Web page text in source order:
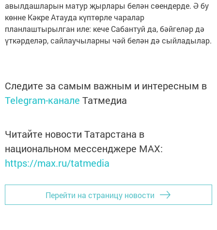
авылдашларын матур җырлары белән сөендерде. Ә бу
көнне Кәкре Атауда күптөрле чаралар
планлаштырылган иле: кече Сабантуй да, бәйгеләр дә
үткәрделәр, сайлаучыларны чәй белән дә сыйладылар.
Следите за самым важным и интересным в
Telegram-канале Татмедиа
Читайте новости Татарстана в
национальном мессенджере MАХ:
https://max.ru/tatmedia
Перейти на страницу новости